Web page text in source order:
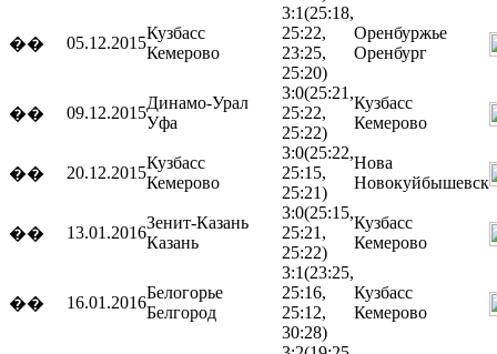
�� 05.12.2015
Кузбасс
Кемерово
3:1(25:18,
25:22,
23:25,
25:20)
Оренбуржье
Оренбург
�� 09.12.2015
Динамо-Урал
Уфа
3:0(25:21,
25:22,
25:22)
Кузбасс
Кемерово
�� 20.12.2015
Кузбасс
Кемерово
3:0(25:22,
25:15,
25:21)
Нова
Новокуйбышевск
�� 13.01.2016
Зенит-Казань
Казань
3:0(25:15,
25:21,
25:22)
Кузбасс
Кемерово
�� 16.01.2016
Белогорье
Белгород
3:1(23:25,
25:16,
25:12,
30:28)
Кузбасс
Кемерово